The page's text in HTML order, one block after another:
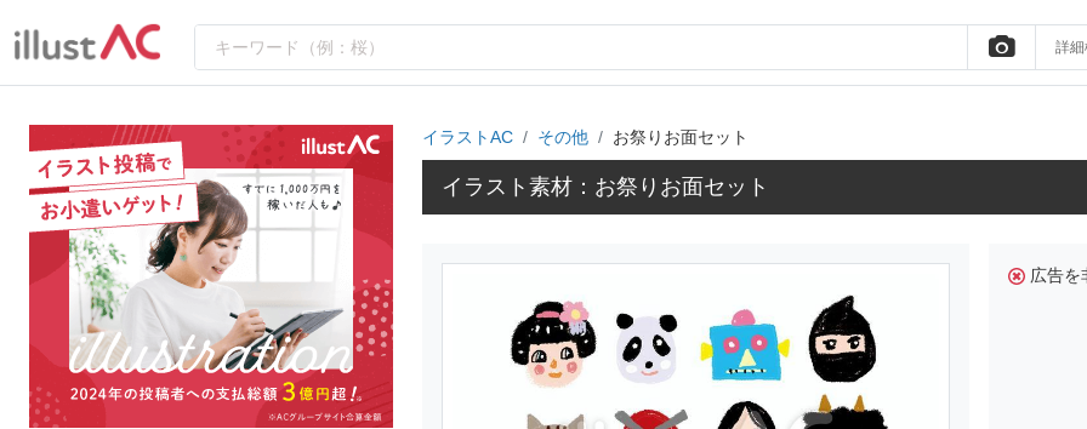
詳細
イラストAC その他 お祭りお面セット
イラスト素材：お祭りお面セット
広告を